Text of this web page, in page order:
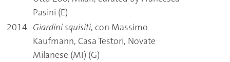
Pasini (E)
2014 Giardini squisiti, con Massimo
Kaufmann, Casa Testori, Novate
Milanese (MI) (G)